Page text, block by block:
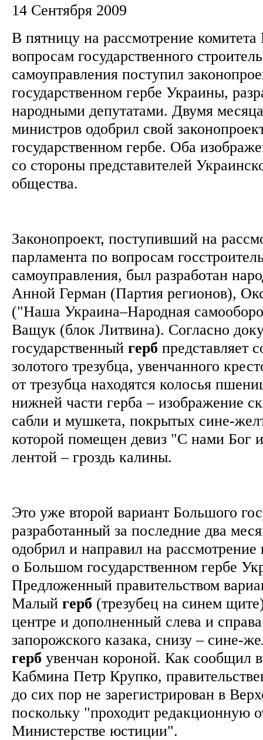
14 Сентября 2009
В пятницу на рассмотрение
вопросам государственного
самоуправления поступил
государственном гербе Украины,
народными депутатами. Двумя
министров одобрил свой
государственном гербе. Оба
со стороны представителей
общества.
Законопроект, поступивший на
парламента по вопросам
самоуправления, был разработан
Анной Герман (Партия регионов),
("Наша Украина–Народная
Ващук (блок Литвина). Согласно
государственный герб представляет
золотого трезубца, увенчанного
от трезубца находятся колосья
нижней части герба – изображение
сабли и мушкета, покрытых сине-
которой помещен девиз "С нами Бог
лентой – гроздь калины.
Это уже второй вариант Большого
разработанный за последние два
одобрил и направил на рассмотрение
о Большом государственном гербе
Предложенный правительством
Малый герб (трезубец на синем
центре и дополненный слева и
запорожского казака, снизу – сине-
герб увенчан короной. Как сообщил
Кабмина Петр Крупко,
до сих пор не зарегистрирован в
поскольку "проходит редакционную
Министерстве юстиции".